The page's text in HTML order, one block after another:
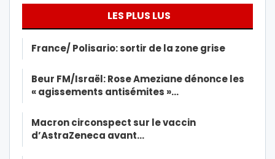
LES PLUS LUS
France/ Polisario: sortir de la zone grise
Beur FM/Israël: Rose Ameziane dénonce les
« agissements antisémites »…
Macron circonspect sur le vaccin
d’AstraZeneca avant…